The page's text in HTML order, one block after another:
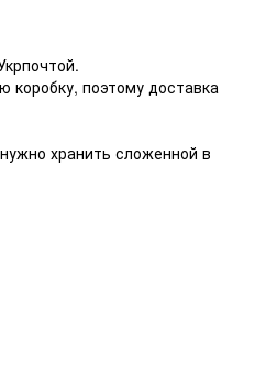
коробку, поэтому доставка
хранить сложенной в